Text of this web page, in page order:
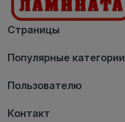
Страницы
Популярные категории
Пользователю
Контакт